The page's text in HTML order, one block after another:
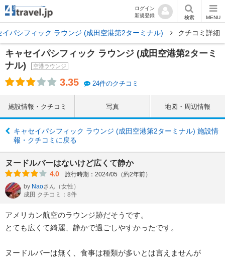
ログイン
新規登録
検索 MENU
イパシフィック ラウンジ (成田空港第2ターミナル) クチコミ詳細
キャセイパシフィック ラウンジ (成田空港第2ターミ
ナル)
空港ラウンジ
3.35 24件のクチコミ
施設情報・クチコミ 写真 地図・周辺情報
キャセイパシフィック ラウンジ (成田空港第2ターミナル) 施設情
報・クチコミに戻る
ヌードルバーはないけど広くて静か
4.0
旅行時期：2024/05（約2年前）
by Naoさん （女性）
成田 クチコミ：8件
アメリカン航空のラウンジ跡だそうです。
とても広くて綺麗、静かで過ごしやすかったです。
ヌードルバーは無く、食事は種類が多いとは言えませんが